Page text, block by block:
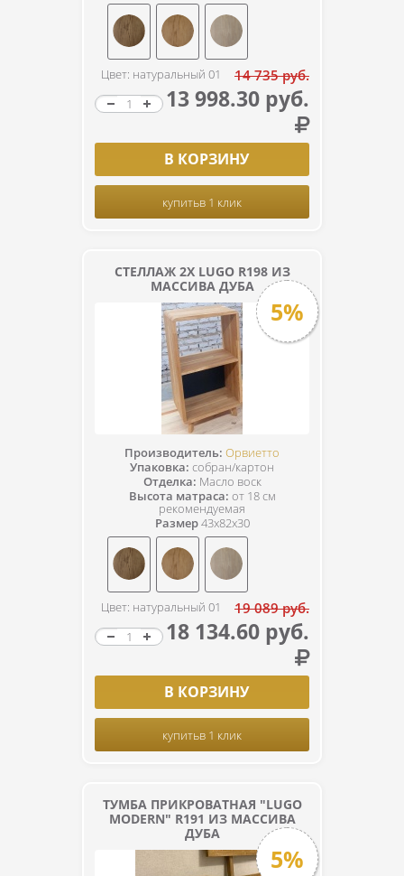
Цвет: натуральный 01 14 735 руб.
13 998.30 руб.
В КОРЗИНУ
купитьв 1 клик
СТЕЛЛАЖ 2Х LUGO R198 ИЗ
МАССИВА ДУБА
5%
Производитель: Орвиетто
Упаковка: собран/картон
Отделка: Масло воск
Высота матраса: от 18 см
рекомендуемая
Размер43x82x30
Цвет: натуральный 01 19 089 руб.
18 134.60 руб.
В КОРЗИНУ
купитьв 1 клик
ТУМБА ПРИКРОВАТНАЯ "LUGO
MODERN" R191 ИЗ МАССИВА
ДУБА
5%